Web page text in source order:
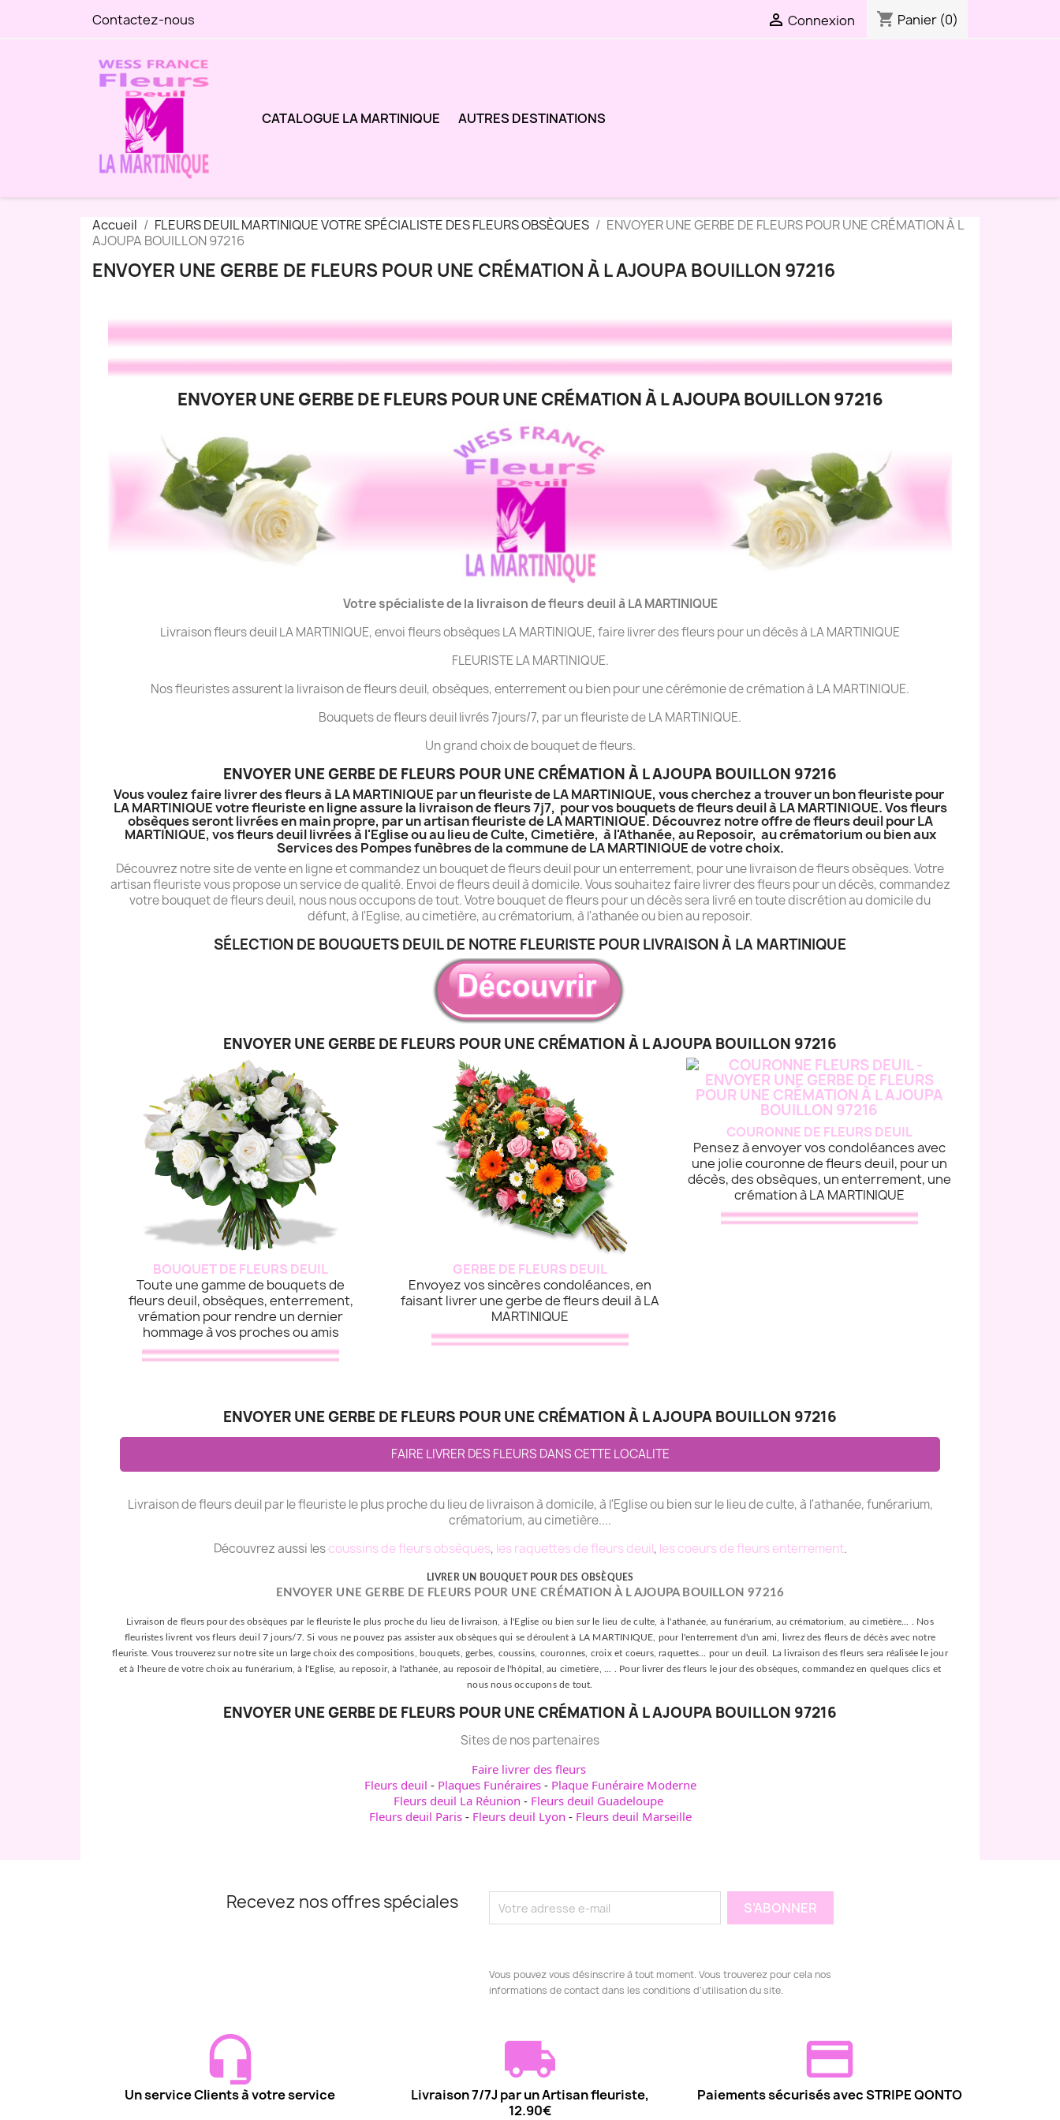
Contactez-nous  Connexion shopping_cart Panier (0)
CATALOGUE LA MARTINIQUE AUTRES DESTINATIONS
Accueil FLEURS DEUIL MARTINIQUE VOTRE SPÉCIALISTE DES FLEURS OBSÈQUES
ENVOYER UNE GERBE DE FLEURS POUR UNE CRÉMATION À L
AJOUPA BOUILLON 97216
ENVOYER UNE GERBE DE FLEURS POUR UNE CRÉMATION À L AJOUPA BOUILLON 97216
ENVOYER UNE GERBE DE FLEURS POUR UNE CRÉMATION À L AJOUPA BOUILLON 97216
Votre spécialiste de la livraison de fleurs deuil à LA MARTINIQUE
Livraison fleurs deuil LA MARTINIQUE, envoi fleurs obsèques LA MARTINIQUE, faire livrer des fleurs pour un décès à LA MARTINIQUE
FLEURISTE LA MARTINIQUE.
Nos fleuristes assurent la livraison de fleurs deuil, obsèques, enterrement ou bien pour une cérémonie de crémation à LA MARTINIQUE.
Bouquets de fleurs deuil livrés 7jours/7, par un fleuriste de LA MARTINIQUE.
Un grand choix de bouquet de fleurs.
ENVOYER UNE GERBE DE FLEURS POUR UNE CRÉMATION À L AJOUPA BOUILLON 97216
Vous voulez faire livrer des fleurs à LA MARTINIQUE par un fleuriste de LA MARTINIQUE, vous cherchez a trouver un bon fleuriste pour
LA MARTINIQUE votre fleuriste en ligne assure la livraison de fleurs 7j7, pour vos bouquets de fleurs deuil à LA MARTINIQUE. Vos fleurs
obsèques seront livrées en main propre, par un artisan fleuriste de LA MARTINIQUE. Découvrez notre offre de fleurs deuil pour LA
MARTINIQUE, vos fleurs deuil livrées à l'Eglise ou au lieu de Culte, Cimetière, à l'Athanée, au Reposoir, au crématorium ou bien aux
Services des Pompes funèbres de la commune de LA MARTINIQUE de votre choix.
Découvrez notre site de vente en ligne et commandez un bouquet de fleurs deuil pour un enterrement, pour une livraison de fleurs obsèques. Votre
artisan fleuriste vous propose un service de qualité. Envoi de fleurs deuil à domicile. Vous souhaitez faire livrer des fleurs pour un décès, commandez
votre bouquet de fleurs deuil, nous nous occupons de tout. Votre bouquet de fleurs pour un décès sera livré en toute discrétion au domicile du
défunt, à l'Eglise, au cimetière, au crématorium, à l'athanée ou bien au reposoir.
SÉLECTION DE BOUQUETS DEUIL DE NOTRE FLEURISTE POUR LIVRAISON À LA MARTINIQUE
ENVOYER UNE GERBE DE FLEURS POUR UNE CRÉMATION À L AJOUPA BOUILLON 97216
BOUQUET DE FLEURS DEUIL
Toute une gamme de bouquets de
fleurs deuil, obsèques, enterrement,
vrémation pour rendre un dernier
hommage à vos proches ou amis
GERBE DE FLEURS DEUIL
Envoyez vos sincères condoléances, en
faisant livrer une gerbe de fleurs deuil à LA
MARTINIQUE
COURONNE DE FLEURS DEUIL
Pensez à envoyer vos condoléances avec
une jolie couronne de fleurs deuil, pour un
décès, des obsèques, un enterrement, une
crémation à LA MARTINIQUE
ENVOYER UNE GERBE DE FLEURS POUR UNE CRÉMATION À L AJOUPA BOUILLON 97216
FAIRE LIVRER DES FLEURS DANS CETTE LOCALITE
Livraison de fleurs deuil par le fleuriste le plus proche du lieu de livraison à domicile, à l'Eglise ou bien sur le lieu de culte, à l'athanée, funérarium,
crématorium, au cimetière....
Découvrez aussi lescoussins de fleurs obsèques, les raquettes de fleurs deuil, les coeurs de fleurs enterrement.
LIVRER UN BOUQUET POUR DES OBSÈQUES
ENVOYER UNE GERBE DE FLEURS POUR UNE CRÉMATION À L AJOUPA BOUILLON 97216
Livraison de fleurs pour des obsèques par le fleuriste le plus proche du lieu de livraison, à l'Eglise ou bien sur le lieu de culte, à l'athanée, au funérarium, au crématorium, au cimetière... . Nos
fleuristes livrent vos fleurs deuil 7 jours/7. Si vous ne pouvez pas assister aux obsèques qui se déroulent à LA MARTINIQUE, pour l'enterrement d'un ami, livrez des fleurs de décès avec notre
fleuriste. Vous trouverez sur notre site un large choix des compositions, bouquets, gerbes, coussins, couronnes, croix et coeurs, raquettes... pour un deuil. La livraison des fleurs sera réalisée le jour
et à l'heure de votre choix au funérarium, à l'Eglise, au reposoir, à l'athanée, au reposoir de l'hôpital, au cimetière, ... . Pour livrer des fleurs le jour des obsèques, commandez en quelques clics et
nous nous occupons de tout.
ENVOYER UNE GERBE DE FLEURS POUR UNE CRÉMATION À L AJOUPA BOUILLON 97216
Sites de nos partenaires
Faire livrer des fleurs
Fleurs deuil - Plaques Funéraires- Plaque Funéraire Moderne
Fleurs deuil La Réunion - Fleurs deuil Guadeloupe
Fleurs deuil Paris- Fleurs deuil Lyon - Fleurs deuil Marseille
Recevez nos offres spéciales
Vous pouvez vous désinscrire à tout moment. Vous trouverez pour cela nos
informations de contact dans les conditions d'utilisation du site.
Un service Clients à votre service
Livraison 7/7J par un Artisan fleuriste,
12.90€
Paiements sécurisés avec STRIPE QONTO